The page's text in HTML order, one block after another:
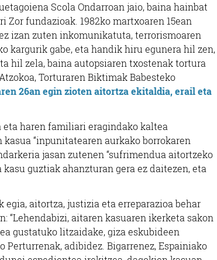
Scola Ondarroan jaio, baina hainbat
fundazioak. 1982ko martxoaren 15ean
izan zuten inkomunikatuta, terrorismoaren
kargurik gabe, eta handik hiru egunera hil zen,
hil zela, baina autopsiaren txostenak tortura
Torturaren Biktimak Babesteko
26an egin zioten aitortza ekitaldia, erail eta
eta haren familiari eragindako kaltea
“inpunitatearen aurkako borrokaren
jasan zutenen “sufrimendua aitortzeko
guztiak ahanzturan gera ez daitezen, eta
aitortza, justizia eta erreparazioa behar
“Lehendabizi, aitaren kasuaren ikerketa sakon
gustatuko litzaidake, giza eskubideen
adibidez. Bigarrenez, Espainiako